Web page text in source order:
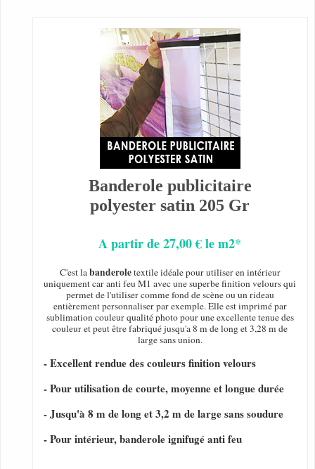
Banderole publicitaire
polyester satin 205 Gr
A partir de 27,00 € le m2*
C'est labanderoletextile idéale pour utiliser en intérieur
uniquement car anti feu M1 avec une superbe finition velours qui
permet de l'utiliser comme fond de scène ou un rideau
entièrement personnaliser par exemple. Elle est imprimé par
sublimation couleur qualité photo pour une excellente tenue des
couleur et peut être fabriqué jusqu'a 8 m de long et 3,28 m de
large sans union.
- Excellent rendue des couleurs finition velours
- Pour utilisation de courte, moyenne et longue durée
- Jusqu'à 8 m de long et 3,2 m de large sans soudure
- Pour intérieur, banderole ignifugé anti feu